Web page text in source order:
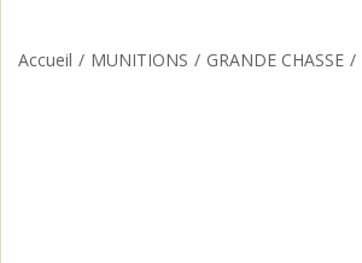
Accueil / MUNITIONS / GRANDE CHASSE /